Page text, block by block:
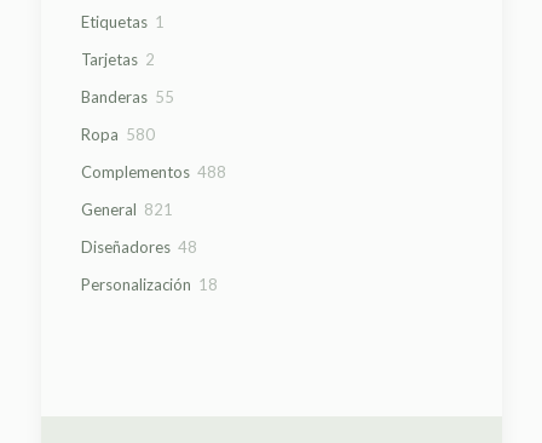
Etiquetas 1
Tarjetas 22
Banderas 5555
Ropa 580580
Complementos 488488
General 821
Diseñadores 4848
Personalización 1818